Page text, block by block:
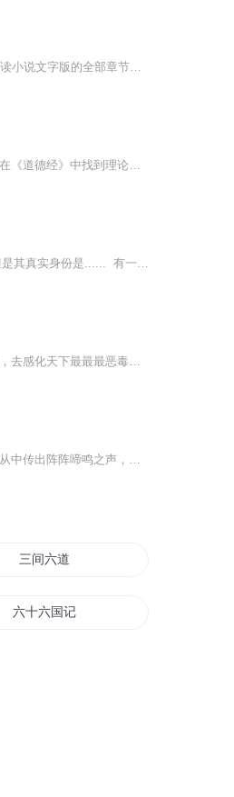
【收听须知】1、六道医尊楚元宋南伊赘婿医尊2、由于音频节目更新的比较慢，如想快速阅读小说文字版的全部章节，请在微信中搜索公/众/号【毛毛虫文学】，关注后，并在公/众/号中回复：【545】，便可快速阅读小说文字版全集。（注意：需要在公/众/号中回复才...
《道德经》是阐述顺应天道做事情的方法的。所以，很多符合自然规律运化的行为，都可以在《道德经》中找到理论依据。顺应自然，必然昌盛。运用《道德经》的理论，以符合自然规律的方法去对待事物，其结果必然是好的。大到治理国家、管理大型企业、打造某行业的龙头王者，小到社区管理、家庭邻里关系、亲朋好友交往等，都可以运用《道德经》的修为与智慧来对应处理。
地球，原本已灵气枯竭，修行、修士早已被大多数人淡忘。 许凡，一个普通的高中生，但是其真实身份是...... 有一天，天空突现血月，不久，大气层出现一个巨大的漩涡 无数灵气从旋涡涌进地球，一个新的时代，来了......
【内容简介】一千年前，三宝法师为了换取佛主的再次开眼，立下重誓，愿意以十世的修行，去感化天下最最最恶毒之人。 一千年后，伏魔山崩，十世善人降临，大漠戈壁之上，以胡八道为首的一伙山贼，却在谋划着捉拿住十世善人，以求长命百岁，增强法力。 而就...
浩瀚宇宙某个偏僻星域中，一点朦胧金光以某种固定速度在漆黑星空中徐徐飞行着，并不时从中传出阵阵啼鸣之声，若断若续，若有若无，仿佛泣血之音，又如九幽狞笑。
三间六道
六十六国记